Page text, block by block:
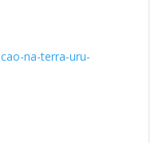
na-terra-uru-